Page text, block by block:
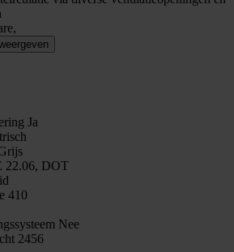
Ja
22.06, DOT
410
Nee
2456